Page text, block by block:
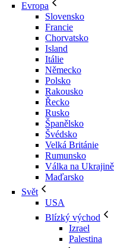
Evropa
Slovensko
Francie
Chorvatsko
Island
Itálie
Německo
Polsko
Rakousko
Řecko
Rusko
Španělsko
Švédsko
Velká Británie
Rumunsko
Válka na Ukrajině
Maďarsko
Svět
USA
Blízký východ
Izrael
Palestina